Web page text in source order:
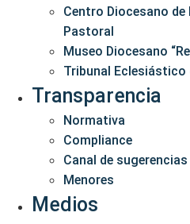
Centro Diocesano
Pastoral
Museo Diocesano
Tribunal Eclesiástico
Transparencia
Normativa
Compliance
Canal de
Menores
Medios